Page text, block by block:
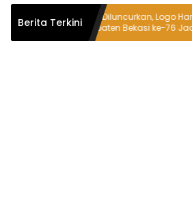
Berita Terkini
Resmi Diluncurkan, Logo Hari Jadi
Kabupaten Bekasi ke-76 Jadi Simbol
Semangat Warga Sambut Hari Jadi